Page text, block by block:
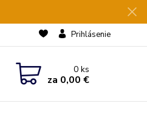
Prihlásenie
0ks
za 0,00 €